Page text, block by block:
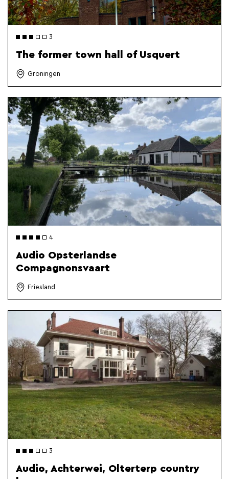
3
The former town hall of Usquert
Groningen
4
Audio Opsterlandse
Compagnonsvaart
Friesland
3
Audio, Achterwei, Olterterp country